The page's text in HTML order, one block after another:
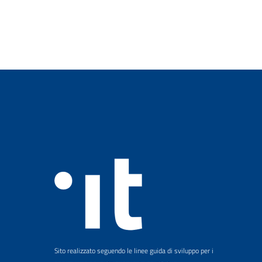
Sito realizzato seguendo le linee guida di sviluppo per i